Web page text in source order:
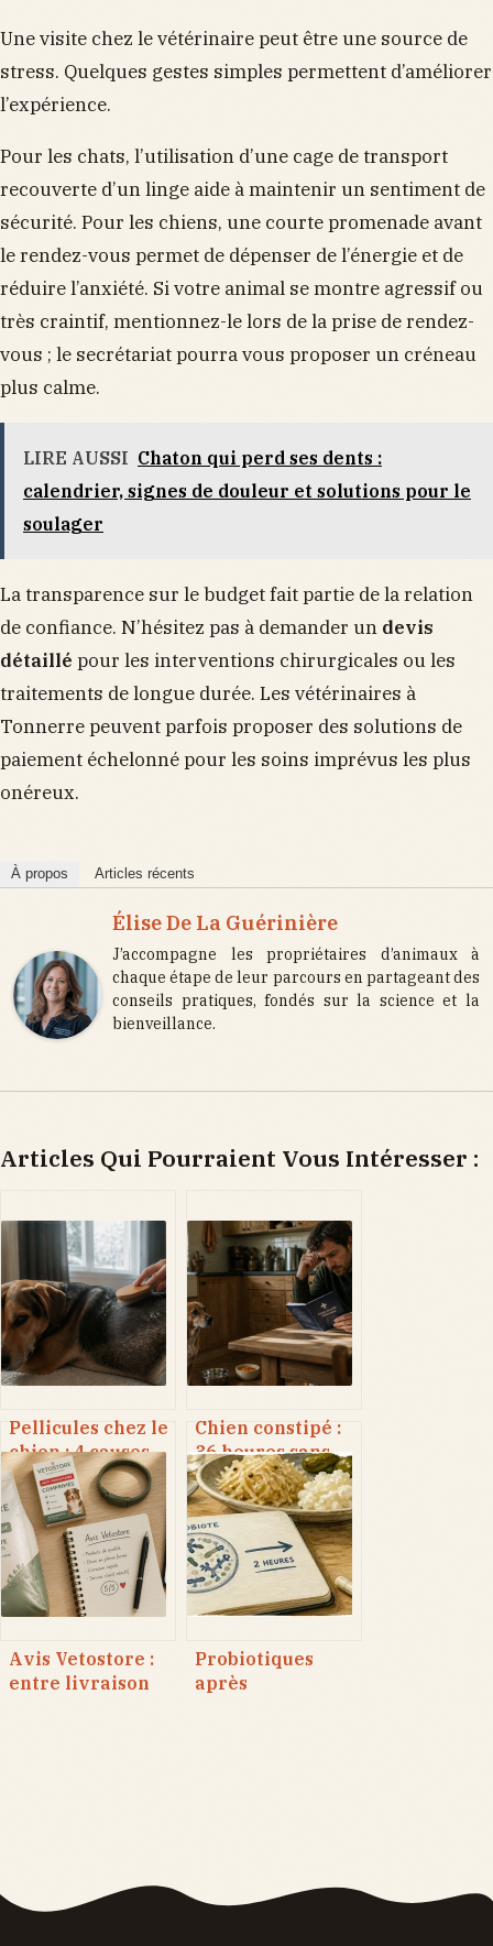
Une visite chez le vétérinaire peut être une source de
stress. Quelques gestes simples permettent d’améliorer
l’expérience.
Pour les chats, l’utilisation d’une cage de transport
recouverte d’un linge aide à maintenir un sentiment de
sécurité. Pour les chiens, une courte promenade avant
le rendez-vous permet de dépenser de l’énergie et de
réduire l’anxiété. Si votre animal se montre agressif ou
très craintif, mentionnez-le lors de la prise de rendez-
vous ; le secrétariat pourra vous proposer un créneau
plus calme.
LIRE AUSSI Chaton qui perd ses dents :
calendrier, signes de douleur et solutions pour le
soulager
La transparence sur le budget fait partie de la relation
de confiance. N’hésitez pas à demander un devis
détaillé pour les interventions chirurgicales ou les
traitements de longue durée. Les vétérinaires à
Tonnerre peuvent parfois proposer des solutions de
paiement échelonné pour les soins imprévus les plus
onéreux.
À propos Articles récents
Élise De La Guérinière
J’accompagne les propriétaires d’animaux à
chaque étape de leur parcours en partageant des
conseils pratiques, fondés sur la science et la
bienveillance.
Articles Qui Pourraient Vous Intéresser :
Pellicules chez le
chien : 4 causes
fréquentes et les
solutions pour
rétablir sa santé
cutanée
Chien constipé :
36 heures sans
selles et 4
réflexes pour
relancer son
transit
Avis Vetostore :
entre livraison
Probiotiques
après